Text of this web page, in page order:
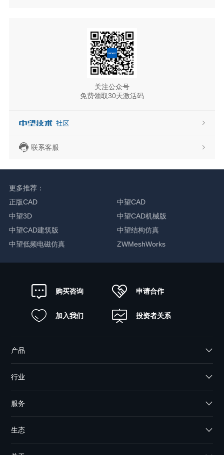
关注公众号
免费领取30天激活码
联系客服
更多推荐：
正版CAD
中望CAD
中望3D
中望CAD机械版
中望CAD建筑版
中望结构仿真
中望低频电磁仿真
ZWMeshWorks
购买咨询 申请合作
加入我们 投资者关系
产品
行业
服务
生态